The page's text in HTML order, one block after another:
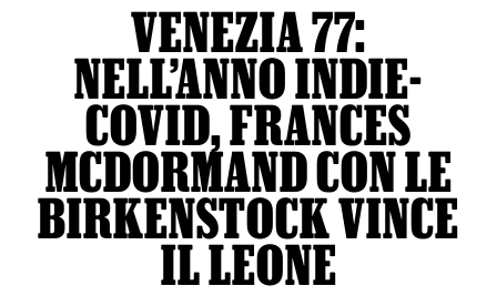
VENEZIA 77:
NELL’ANNO INDIE-
COVID, FRANCES
MCDORMAND CON LE
BIRKENSTOCK VINCE
IL LEONE